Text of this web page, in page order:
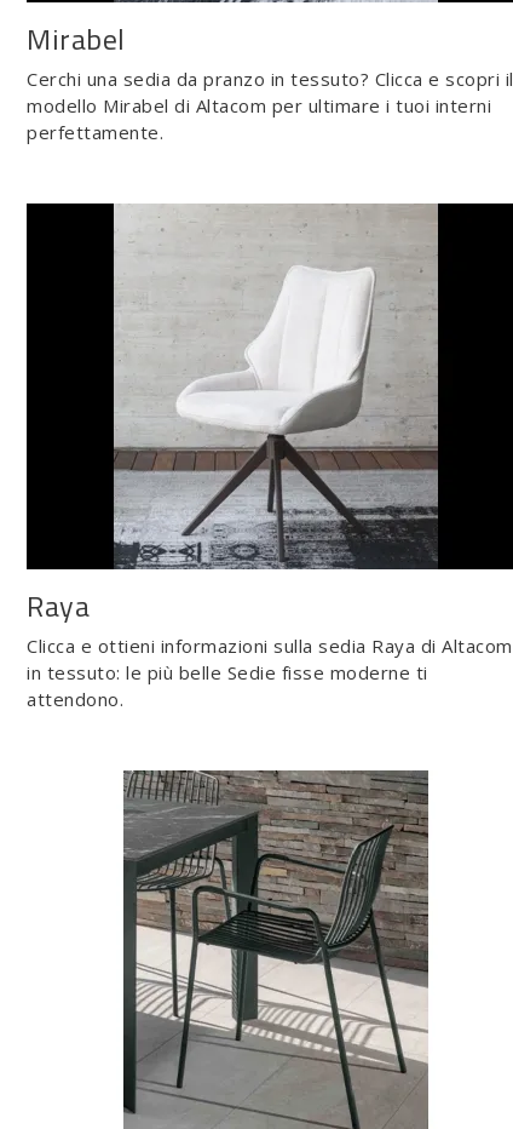
Mirabel
Cerchi una sedia da pranzo in tessuto? Clicca e scopri il
modello Mirabel di Altacom per ultimare i tuoi interni
perfettamente.
Raya
Clicca e ottieni informazioni sulla sedia Raya di Altacom
in tessuto: le più belle Sedie fisse moderne ti
attendono.